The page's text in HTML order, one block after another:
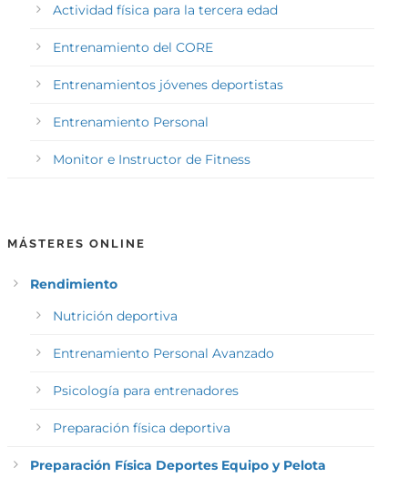
Actividad física para la tercera edad
Entrenamiento del CORE
Entrenamientos jóvenes deportistas
Entrenamiento Personal
Monitor e Instructor de Fitness
MÁSTERES ONLINE
Rendimiento
Nutrición deportiva
Entrenamiento Personal Avanzado
Psicología para entrenadores
Preparación física deportiva
Preparación Física Deportes Equipo y Pelota